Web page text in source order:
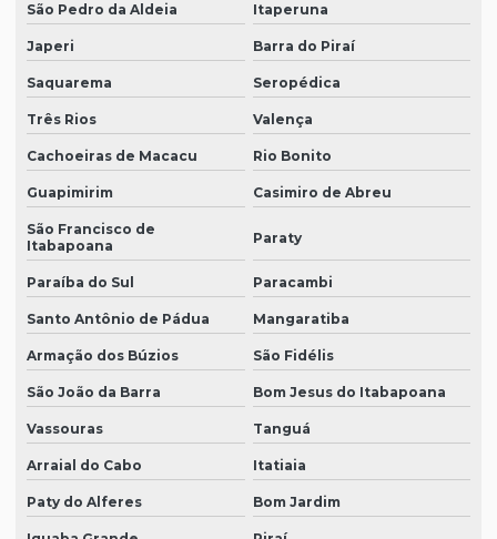
São Pedro da Aldeia Itaperuna
Japeri Barra do Piraí
Saquarema Seropédica
Três Rios Valença
Cachoeiras de Macacu Rio Bonito
Guapimirim Casimiro de Abreu
São Francisco de
Itabapoana
Paraty
Paraíba do Sul Paracambi
Santo Antônio de Pádua Mangaratiba
Armação dos Búzios São Fidélis
São João da Barra Bom Jesus do Itabapoana
Vassouras Tanguá
Arraial do Cabo Itatiaia
Paty do Alferes Bom Jardim